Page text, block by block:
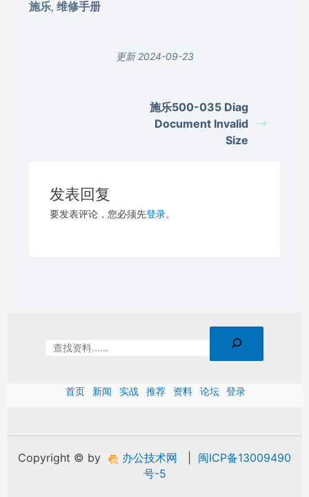
施乐,维修手册
更新 2024-09-23
施乐500-035 Diag
Document Invalid
Size
发表回复
要发表评论，您必须先登录。
首页 新闻 实战 推荐 资料 论坛 登录
Copyright © by 办公技术网
闽ICP备13009490
号-5